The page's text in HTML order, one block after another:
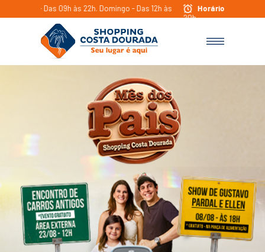
- Das 09h às 22h. Domingo - Das 12h às
Horário de
20h.